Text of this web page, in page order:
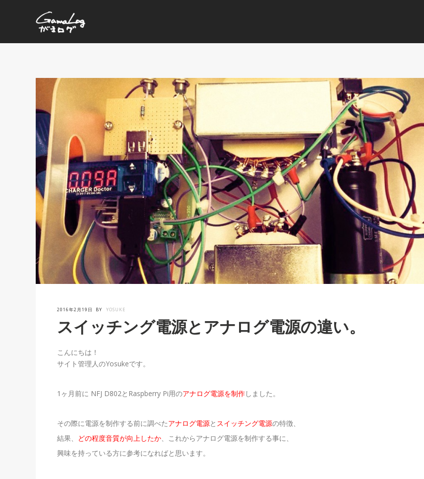
2016年2月19日 BY YOSUKE
スイッチング電源とアナログ電源の違い。
こんにちは！
サイト管理人のYosukeです。
1ヶ月前に NFJ D802とRaspberry Pi用のアナログ電源を制作しました。
その際に電源を制作する前に調べたアナログ電源と スイッチング電源の特徴、
結果、 どの程度音質が向上したか、これからアナログ電源を制作する事に、
興味を持っている方に参考になればと思います。